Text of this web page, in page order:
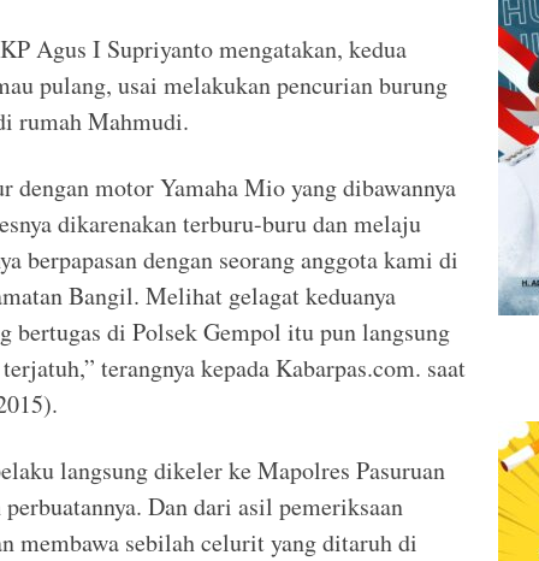
Agus I Supriyanto mengatakan, kedua
pulang, usai melakukan pencurian burung
rumah Mahmudi.
dengan motor Yamaha Mio yang dibawannya
dikarenakan terburu-buru dan melaju
berpapasan dengan seorang anggota kami di
Bangil. Melihat gelagat keduanya
bertugas di Polsek Gempol itu pun langsung
terangnya kepada Kabarpas.com. saat
langsung dikeler ke Mapolres Pasuruan
Dan dari asil pemeriksaan
membawa sebilah celurit yang ditaruh di